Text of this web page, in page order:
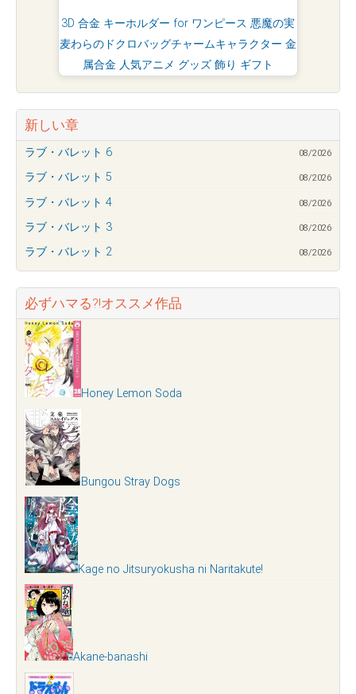
3D 合金 キーホルダー for ワンピース 悪魔の実
麦わらのドクロバッグチャームキャラクター 金
属合金 人気アニメ グッズ 飾り ギフト
新しい章
ラブ・バレット 6 08/2026
ラブ・バレット 5 08/2026
ラブ・バレット 4 08/2026
ラブ・バレット 3 08/2026
ラブ・バレット 2 08/2026
必ずハマる?!オススメ作品
Honey Lemon Soda
Bungou Stray Dogs
Kage no Jitsuryokusha ni Naritakute!
Akane-banashi